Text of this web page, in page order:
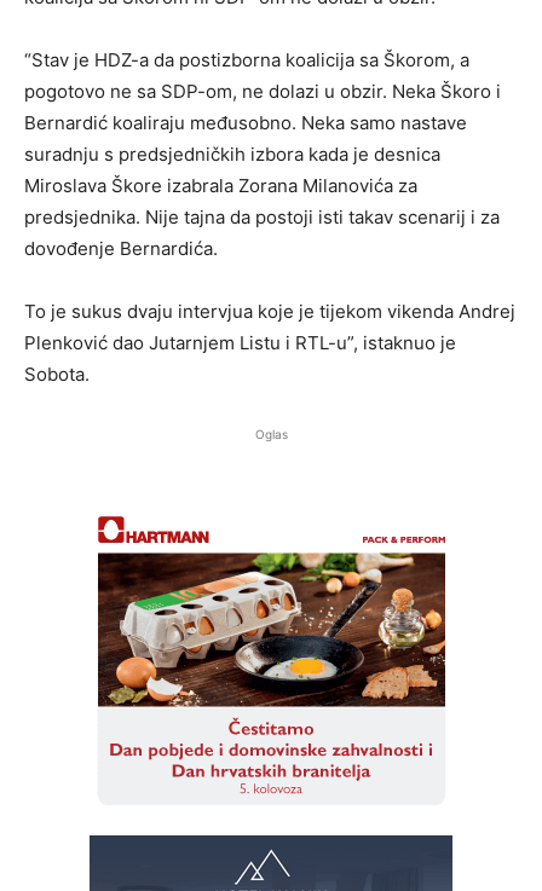
“Stav je HDZ-a da postizborna koalicija sa Škorom, a
pogotovo ne sa SDP-om, ne dolazi u obzir. Neka Škoro i
Bernardić koaliraju međusobno. Neka samo nastave
suradnju s predsjedničkih izbora kada je desnica
Miroslava Škore izabrala Zorana Milanovića za
predsjednika. Nije tajna da postoji isti takav scenarij i za
dovođenje Bernardića.
To je sukus dvaju intervjua koje je tijekom vikenda Andrej
Plenković dao Jutarnjem Listu i RTL-u”, istaknuo je
Sobota.
Oglas